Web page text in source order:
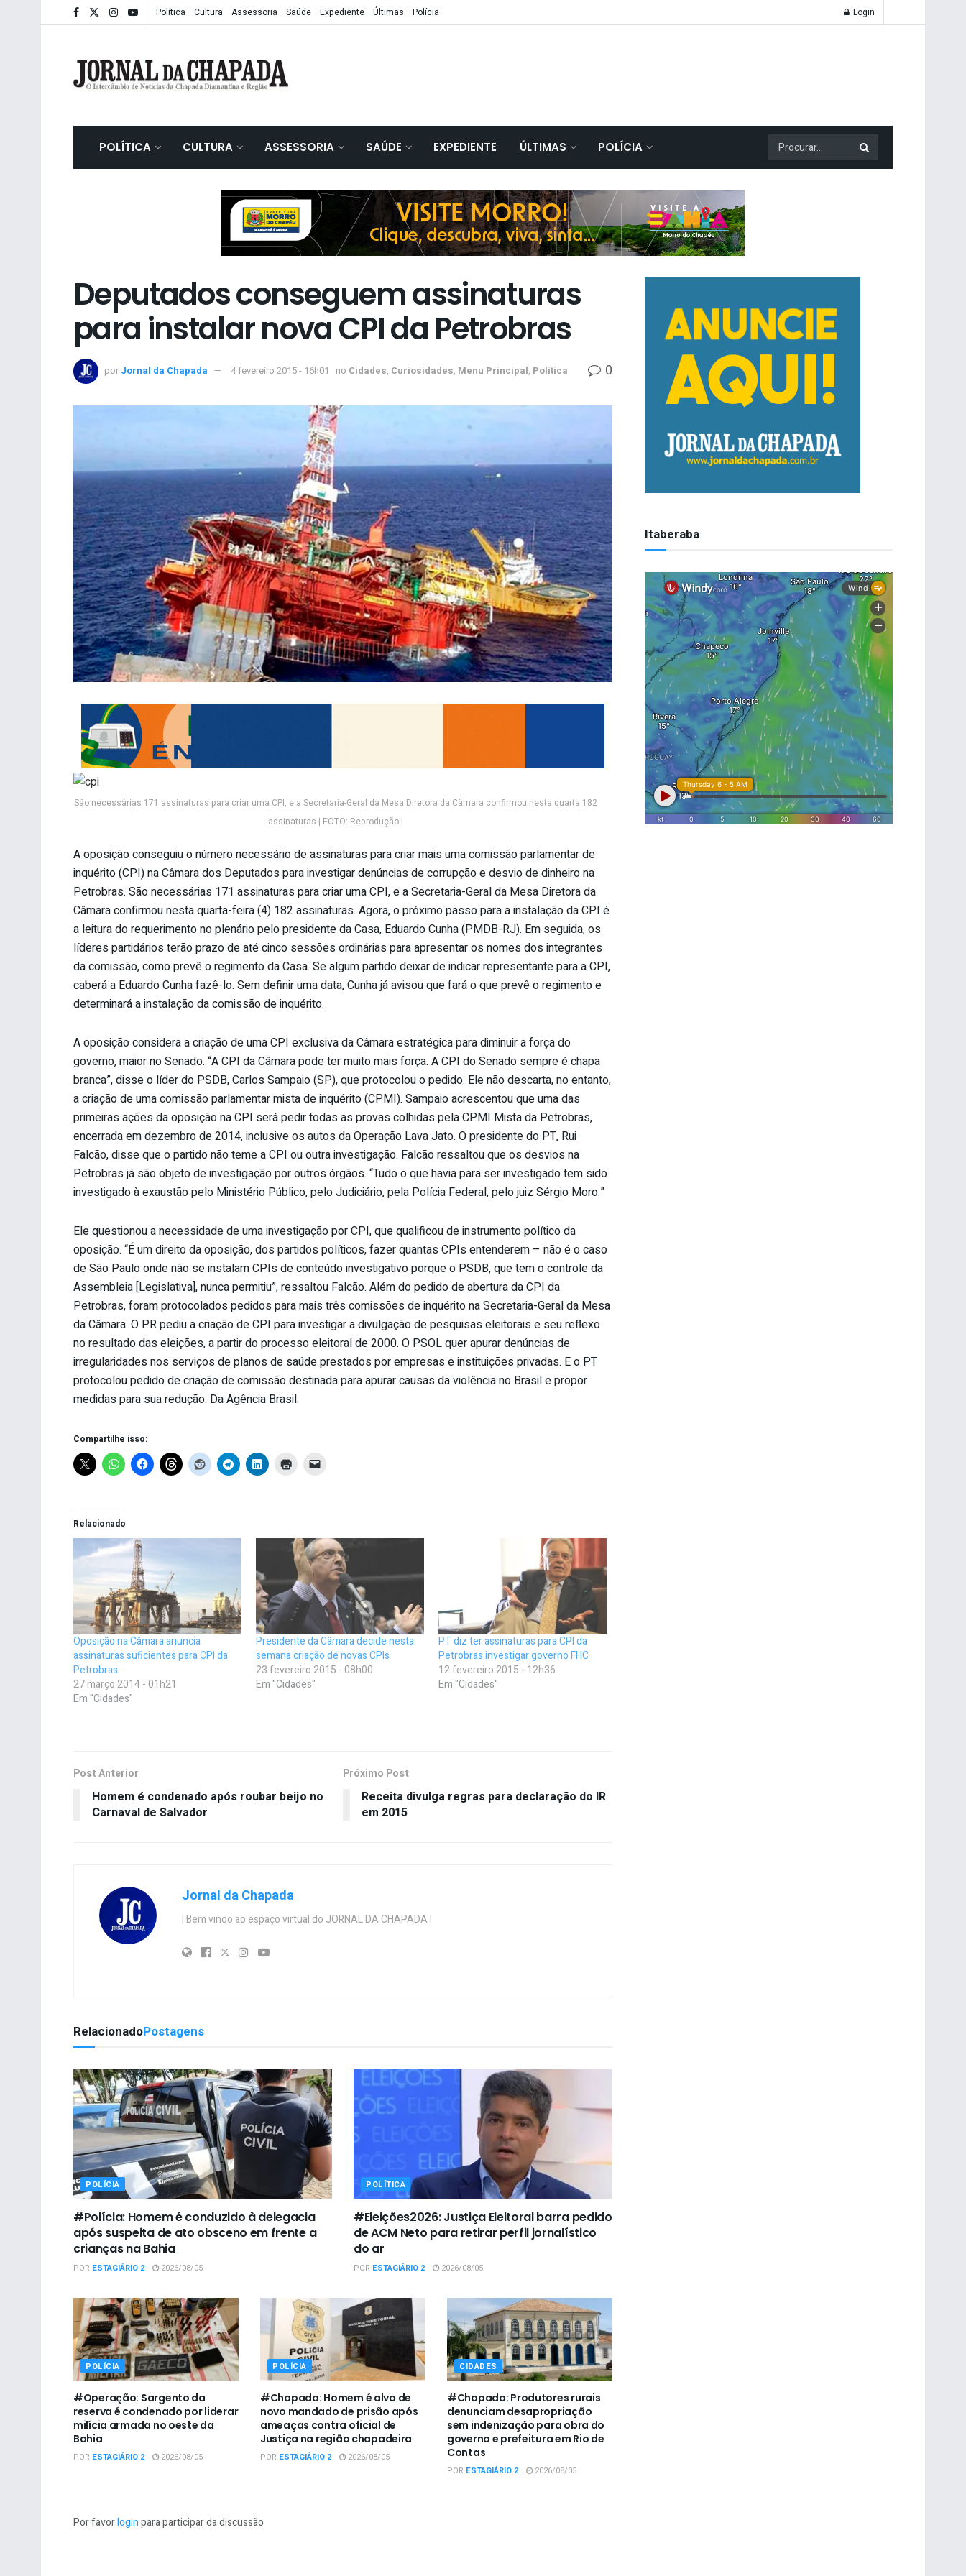
Política Cultura Assessoria Saúde Expediente Últimas Polícia Login
POLÍTICA CULTURA ASSESSORIA SAÚDE EXPEDIENTE ÚLTIMAS POLÍCIA
Deputados conseguem assinaturas
para instalar nova CPI da Petrobras
por Jornal da Chapada 4 fevereiro 2015 - 16h01 no Cidades, Curiosidades, Menu Principal, Política 0
São necessárias 171 assinaturas para criar uma CPI, e a Secretaria-Geral da Mesa Diretora da Câmara confirmou nesta quarta 182
assinaturas | FOTO: Reprodução |
A oposição conseguiu o número necessário de assinaturas para criar mais uma comissão parlamentar de
inquérito (CPI) na Câmara dos Deputados para investigar denúncias de corrupção e desvio de dinheiro na
Petrobras. São necessárias 171 assinaturas para criar uma CPI, e a Secretaria-Geral da Mesa Diretora da
Câmara confirmou nesta quarta-feira (4) 182 assinaturas. Agora, o próximo passo para a instalação da CPI é
a leitura do requerimento no plenário pelo presidente da Casa, Eduardo Cunha (PMDB-RJ). Em seguida, os
líderes partidários terão prazo de até cinco sessões ordinárias para apresentar os nomes dos integrantes
da comissão, como prevê o regimento da Casa. Se algum partido deixar de indicar representante para a CPI,
caberá a Eduardo Cunha fazê-lo. Sem definir uma data, Cunha já avisou que fará o que prevê o regimento e
determinará a instalação da comissão de inquérito.
A oposição considera a criação de uma CPI exclusiva da Câmara estratégica para diminuir a força do
governo, maior no Senado. “A CPI da Câmara pode ter muito mais força. A CPI do Senado sempre é chapa
branca”, disse o líder do PSDB, Carlos Sampaio (SP), que protocolou o pedido. Ele não descarta, no entanto,
a criação de uma comissão parlamentar mista de inquérito (CPMI). Sampaio acrescentou que uma das
primeiras ações da oposição na CPI será pedir todas as provas colhidas pela CPMI Mista da Petrobras,
encerrada em dezembro de 2014, inclusive os autos da Operação Lava Jato. O presidente do PT, Rui
Falcão, disse que o partido não teme a CPI ou outra investigação. Falcão ressaltou que os desvios na
Petrobras já são objeto de investigação por outros órgãos. “Tudo o que havia para ser investigado tem sido
investigado à exaustão pelo Ministério Público, pelo Judiciário, pela Polícia Federal, pelo juiz Sérgio Moro.”
Ele questionou a necessidade de uma investigação por CPI, que qualificou de instrumento político da
oposição. “É um direito da oposição, dos partidos políticos, fazer quantas CPIs entenderem – não é o caso
de São Paulo onde não se instalam CPIs de conteúdo investigativo porque o PSDB, que tem o controle da
Assembleia [Legislativa], nunca permitiu”, ressaltou Falcão. Além do pedido de abertura da CPI da
Petrobras, foram protocolados pedidos para mais três comissões de inquérito na Secretaria-Geral da Mesa
da Câmara. O PR pediu a criação de CPI para investigar a divulgação de pesquisas eleitorais e seu reflexo
no resultado das eleições, a partir do processo eleitoral de 2000. O PSOL quer apurar denúncias de
irregularidades nos serviços de planos de saúde prestados por empresas e instituições privadas. E o PT
protocolou pedido de criação de comissão destinada para apurar causas da violência no Brasil e propor
medidas para sua redução. Da Agência Brasil.
Compartilhe isso:
Relacionado
Oposição na Câmara anuncia
assinaturas suficientes para CPI da
Petrobras
27 março 2014 - 01h21
Em "Cidades"
Presidente da Câmara decide nesta
semana criação de novas CPIs
23 fevereiro 2015 - 08h00
Em "Cidades"
PT diz ter assinaturas para CPI da
Petrobras investigar governo FHC
12 fevereiro 2015 - 12h36
Em "Cidades"
Post Anterior
Homem é condenado após roubar beijo no
Carnaval de Salvador
Próximo Post
Receita divulga regras para declaração do IR
em 2015
Jornal da Chapada
| Bem vindo ao espaço virtual do JORNAL DA CHAPADA |
RelacionadoPostagens
POLÍCIA
#Polícia: Homem é conduzido à delegacia
após suspeita de ato obsceno em frente a
crianças na Bahia
POR ESTAGIÁRIO 2 2026/08/05
POLÍTICA
#Eleições2026: Justiça Eleitoral barra pedido
de ACM Neto para retirar perfil jornalístico
do ar
POR ESTAGIÁRIO 2 2026/08/05
POLÍCIA
#Operação: Sargento da
reserva é condenado por liderar
milícia armada no oeste da
Bahia
POR ESTAGIÁRIO 2 2026/08/05
POLÍCIA
#Chapada: Homem é alvo de
novo mandado de prisão após
ameaças contra oficial de
Justiça na região chapadeira
POR ESTAGIÁRIO 2 2026/08/05
CIDADES
#Chapada: Produtores rurais
denunciam desapropriação
sem indenização para obra do
governo e prefeitura em Rio de
Contas
POR ESTAGIÁRIO 2 2026/08/05
Por favorloginpara participar da discussão
Itaberaba